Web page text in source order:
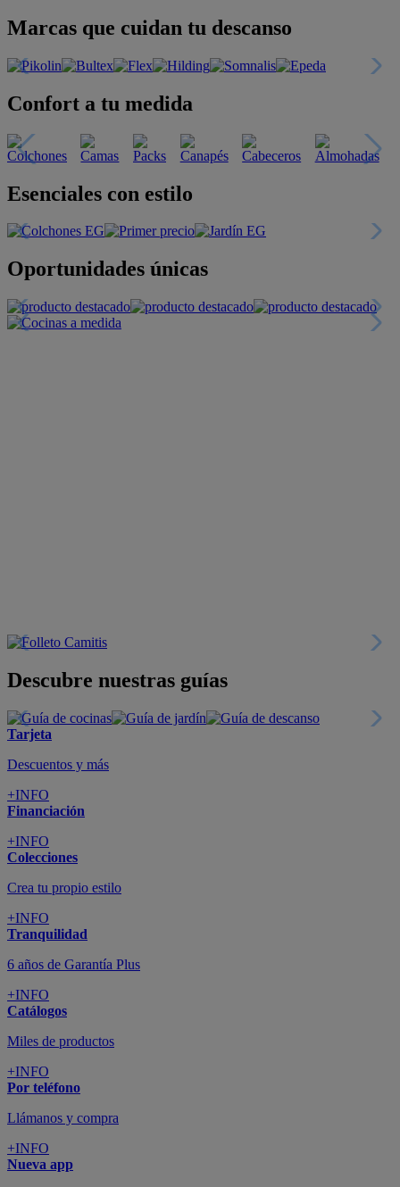
Marcas que cuidan tu descanso
Confort a tu medida
Esenciales con estilo
Oportunidades únicas
Descubre nuestras guías
Tarjeta
Descuentos y más
+INFO
Financiación
+INFO
Colecciones
Crea tu propio estilo
+INFO
Tranquilidad
6 años de Garantía Plus
+INFO
Catálogos
Miles de productos
+INFO
Por teléfono
Llámanos y compra
+INFO
Nueva app